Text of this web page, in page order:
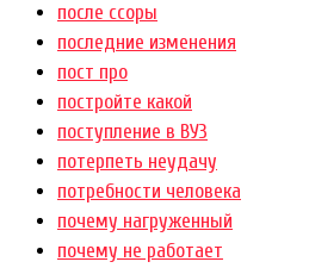
после ссоры
последние изменения
пост про
постройте какой
поступление в ВУЗ
потерпеть неудачу
потребности человека
почему нагруженный
почему не работает